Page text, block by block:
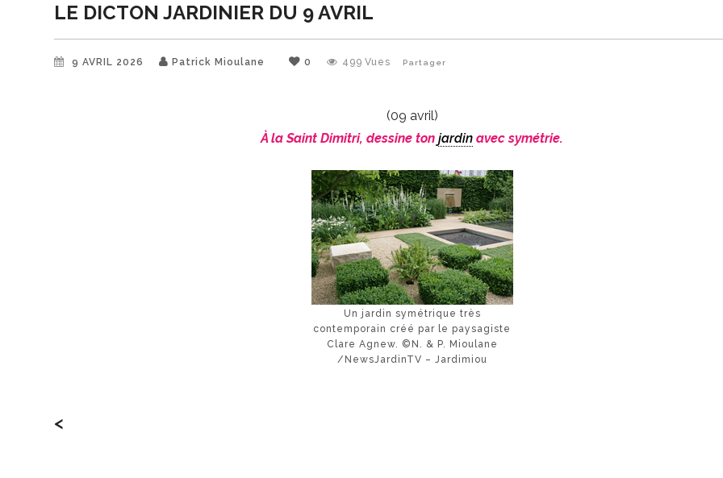
LE DICTON JARDINIER DU 9 AVRIL
9 AVRIL 2026 Patrick Mioulane 0 499 Vues Partager
(09 avril)
À la Saint Dimitri, dessine tonjardin avec symétrie.
Un jardin symétrique très
contemporain créé par le paysagiste
Clare Agnew. ©N. & P. Mioulane
/NewsJardinTV – Jardimiou
<